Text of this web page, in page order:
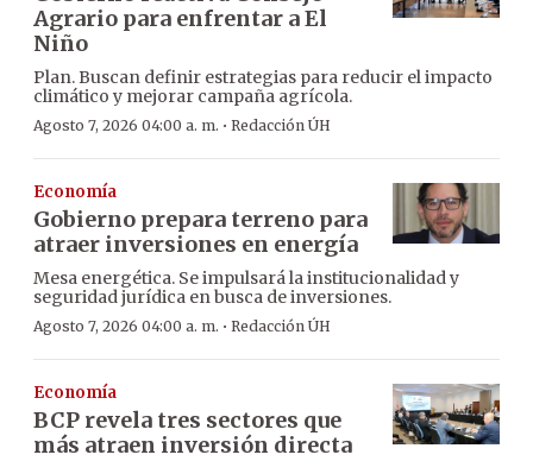
Agrario para enfrentar a El
Niño
Plan. Buscan definir estrategias para reducir el impacto
climático y mejorar campaña agrícola.
Agosto 7, 2026 04:00 a. m. · Redacción ÚH
Economía
Gobierno prepara terreno para
atraer inversiones en energía
Mesa energética. Se impulsará la institucionalidad y
seguridad jurídica en busca de inversiones.
Agosto 7, 2026 04:00 a. m. · Redacción ÚH
Economía
BCP revela tres sectores que
más atraen inversión directa